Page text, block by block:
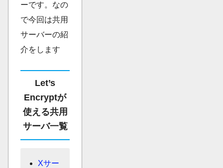
ーです。なの
で今回は共用
サーバーの紹
介をします
Let’s
Encryptが
使える共用
サーバ一覧
Xサー